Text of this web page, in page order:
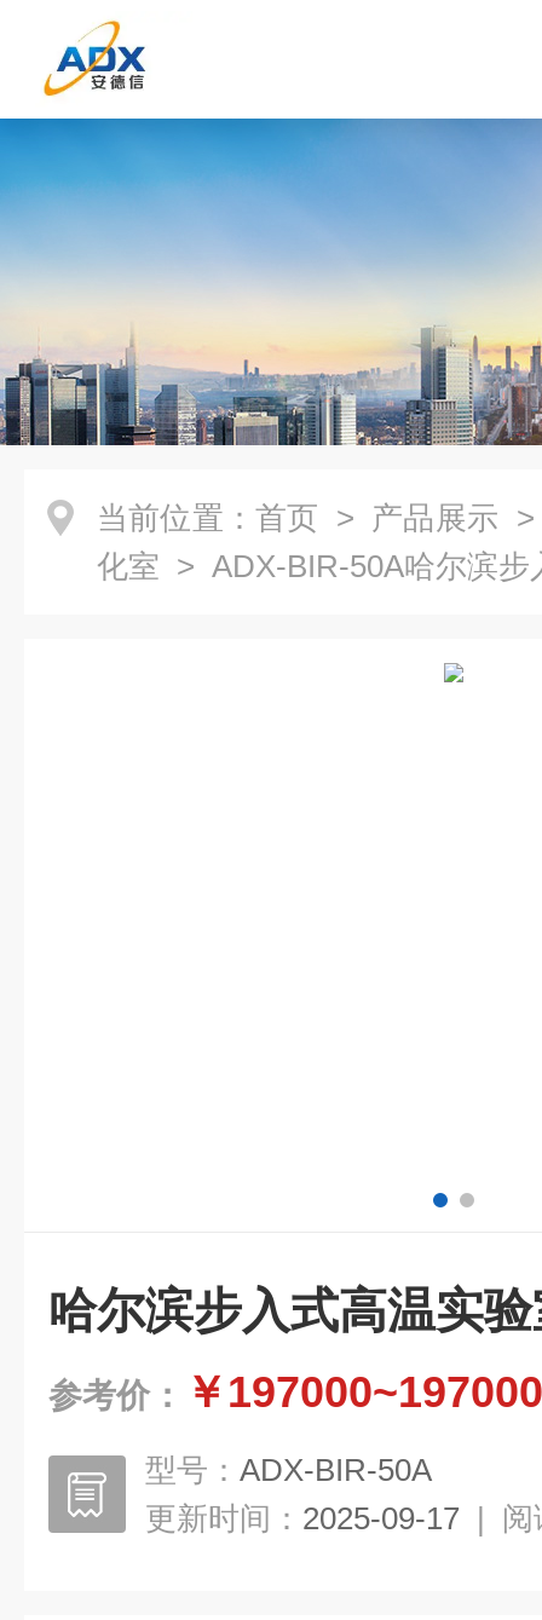
当前位置： 首页 > 产品展示
化室 > ADX-BIR-50A哈尔滨步
哈尔滨步入式高温实
参考价： ￥197000~197000
型号： ADX-BIR-50A
更新时间： 2025-09-17 | 阅